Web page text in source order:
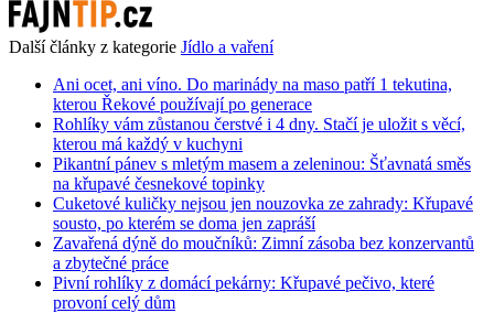
Další články z kategorie Jídlo a vaření
Ani ocet, ani víno. Do marinády na maso patří 1 tekutina,
kterou Řekové používají po generace
Rohlíky vám zůstanou čerstvé i 4 dny. Stačí je uložit s věcí,
kterou má každý v kuchyni
Pikantní pánev s mletým masem a zeleninou: Šťavnatá směs
na křupavé česnekové topinky
Cuketové kuličky nejsou jen nouzovka ze zahrady: Křupavé
sousto, po kterém se doma jen zapráší
Zavařená dýně do moučníků: Zimní zásoba bez konzervantů
a zbytečné práce
Pivní rohlíky z domácí pekárny: Křupavé pečivo, které
provoní celý dům